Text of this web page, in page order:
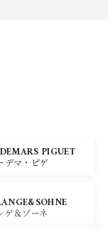
PIGUET
デマ・ピゲ
ゲ＆ゾーネ